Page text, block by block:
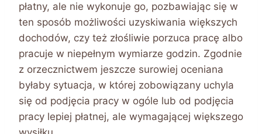
płatny, ale nie wykonuje go, pozbawiając się w
ten sposób możliwości uzyskiwania większych
dochodów, czy też złośliwie porzuca pracę albo
pracuje w niepełnym wymiarze godzin. Zgodnie
z orzecznictwem jeszcze surowiej oceniana
byłaby sytuacja, w której zobowiązany uchyla
się od podjęcia pracy w ogóle lub od podjęcia
pracy lepiej płatnej, ale wymagającej większego